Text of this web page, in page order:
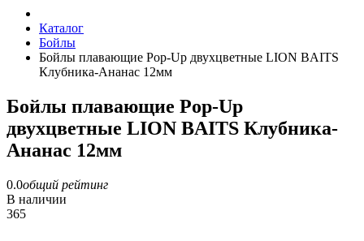
Каталог
Бойлы
Бойлы плавающие Pop-Up двухцветные LION BAITS
Клубника-Ананас 12мм
Бойлы плавающие Pop-Up
двухцветные LION BAITS Клубника-
Ананас 12мм
0.0общий рейтинг
В наличии
365